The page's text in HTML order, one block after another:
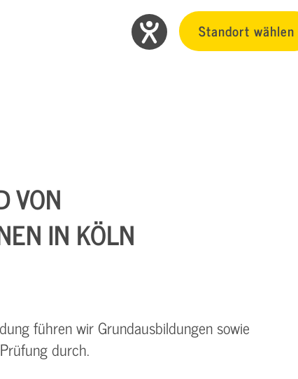
Standort wählen
VON
IN KÖLN
führen wir Grundausbildungen sowie
durch.